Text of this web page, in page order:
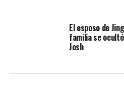
El esposo de
familia se
Josh